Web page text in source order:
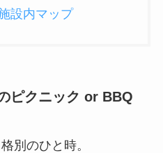
設内マップ
ピクニック or BBQ
別のひと時。